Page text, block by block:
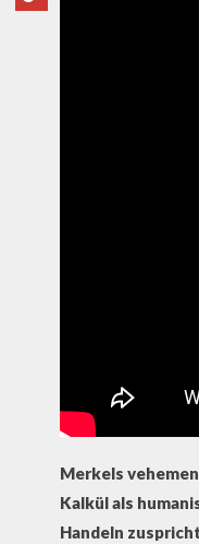
Merkels
Kalkül als
Handeln